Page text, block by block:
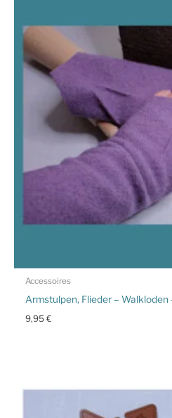
Accessoires
Armstulpen, Flieder – Walkloden
9,95€